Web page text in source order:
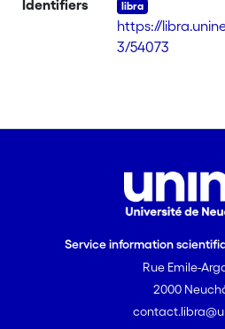
Identifiers
https://
3/54073
Service information
Rue Emile-
2000